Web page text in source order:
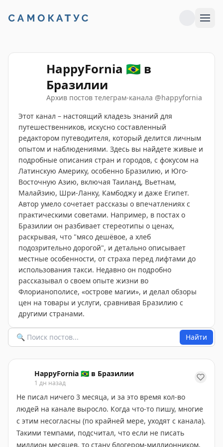
HappyFornia 🇧🇷 в
Бразилии
Архив постов телеграм-канала @happyfornia
Этот канал – настоящий кладезь знаний для
путешественников, искусно составленный
редактором путеводителя, который делится личным
опытом и наблюдениями. Здесь вы найдете живые и
подробные описания стран и городов, с фокусом на
Латинскую Америку, особенно Бразилию, и Юго-
Восточную Азию, включая Таиланд, Вьетнам,
Малайзию, Шри-Ланку, Камбоджу и даже Египет.
Автор умело сочетает рассказы о впечатлениях с
практическими советами. Например, в постах о
Бразилии он разбивает стереотипы о ценах,
раскрывая, что "мясо дешёвое, а хлеб
подозрительно дорогой", и детально описывает
местные особенности, от страха перед лифтами до
использования такси. Недавно он подробно
рассказывал о своем опыте жизни во
Флорианополисе, «острове магии», и делал обзоры
цен на товары и услуги, сравнивая Бразилию с
другими странами.
Найти
HappyFornia 🇧🇷 в Бразилии
1 дн назад
Не писал ничего 3 месяца, и за это время кол-во
людей на канале выросло. Когда что-то пишу, многие
с этим несогласны (по крайней мере, уходят с канала).
Такими темпами, подсчитал, что если не писать
миллион месяцев, то стану блогером-миллионником.